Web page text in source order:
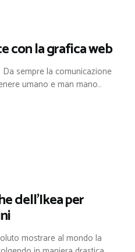
con la grafica web
sempre la comunicazione
umano e man mano…
dell’Ikea per
mostrare al mondo la